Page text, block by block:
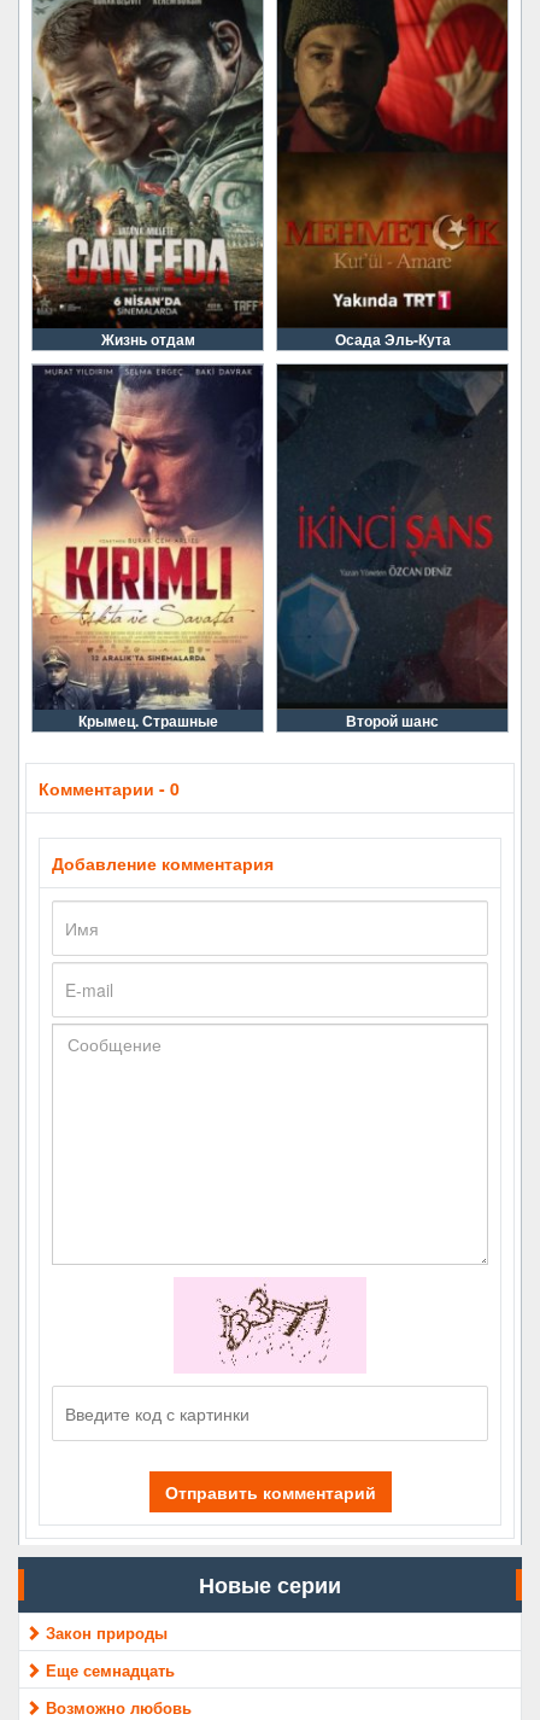
Жизнь отдам Осада Эль-Кута
Крымец. Страшные Второй шанс
Комментарии - 0
Добавление комментария
Отправить комментарий
Новые серии
Закон природы
Еще семнадцать
Возможно любовь